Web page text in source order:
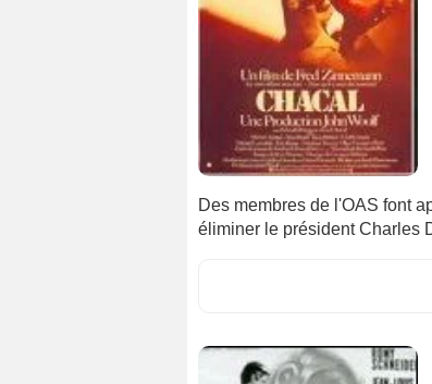
Des membres de l'OAS font
éliminer le président Charles